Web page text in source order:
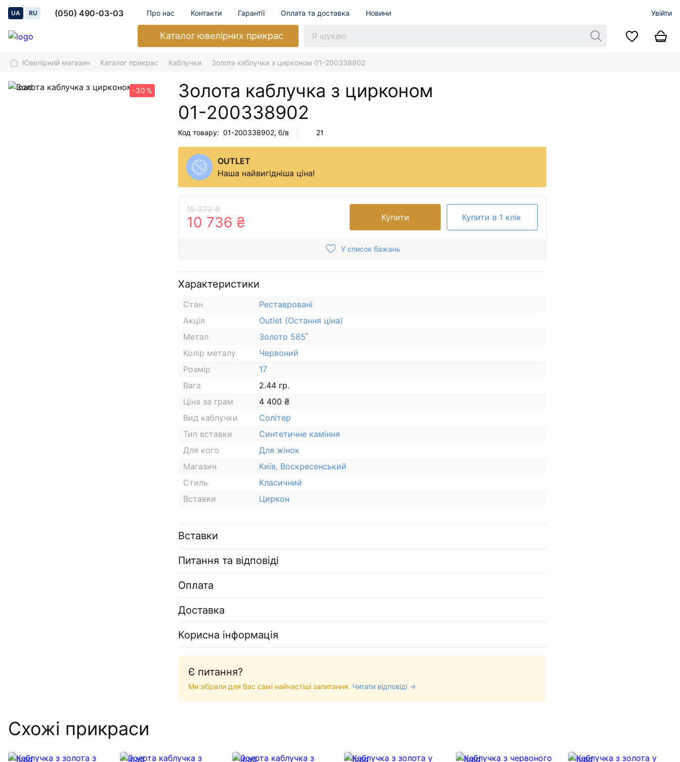
UA RU (050) 490-03-03 Про нас Контакти Гарантії Оплата та доставка Новини Увійти
Каталогювелірних прикрас
Ювелірний магазин Каталог прикрас Каблучки Золота каблучка з цирконом 01-200338902
-30%
Золота каблучка з цирконом
01-200338902
Код товару: 01-200338902, б/в 21
OUTLET
Наша найвигідніша ціна!
15 372 ₴
10 736 ₴ Купити Купити в 1 клік
У список бажань
Характеристики
Стан
Реставровані
Акція
Outlet (Остання ціна)
Метал
Золото 585˚
Колір металу
Червоний
Розмір
17
Вага
2.44 гр.
Ціна за грам
4 400 ₴
Вид каблучки
Солітер
Тип вставки
Синтетичне каміння
Для кого
Для жінок
Магазин
Київ, Воскресенський
Стиль
Класичний
Вставки
Циркон
Вставки
Питання та відповіді
Оплата
Доставка
Корисна інформація
Є питання?
Ми зібрали для Вас самі найчастіші запитання. Читати відповіді →
Схожі прикраси